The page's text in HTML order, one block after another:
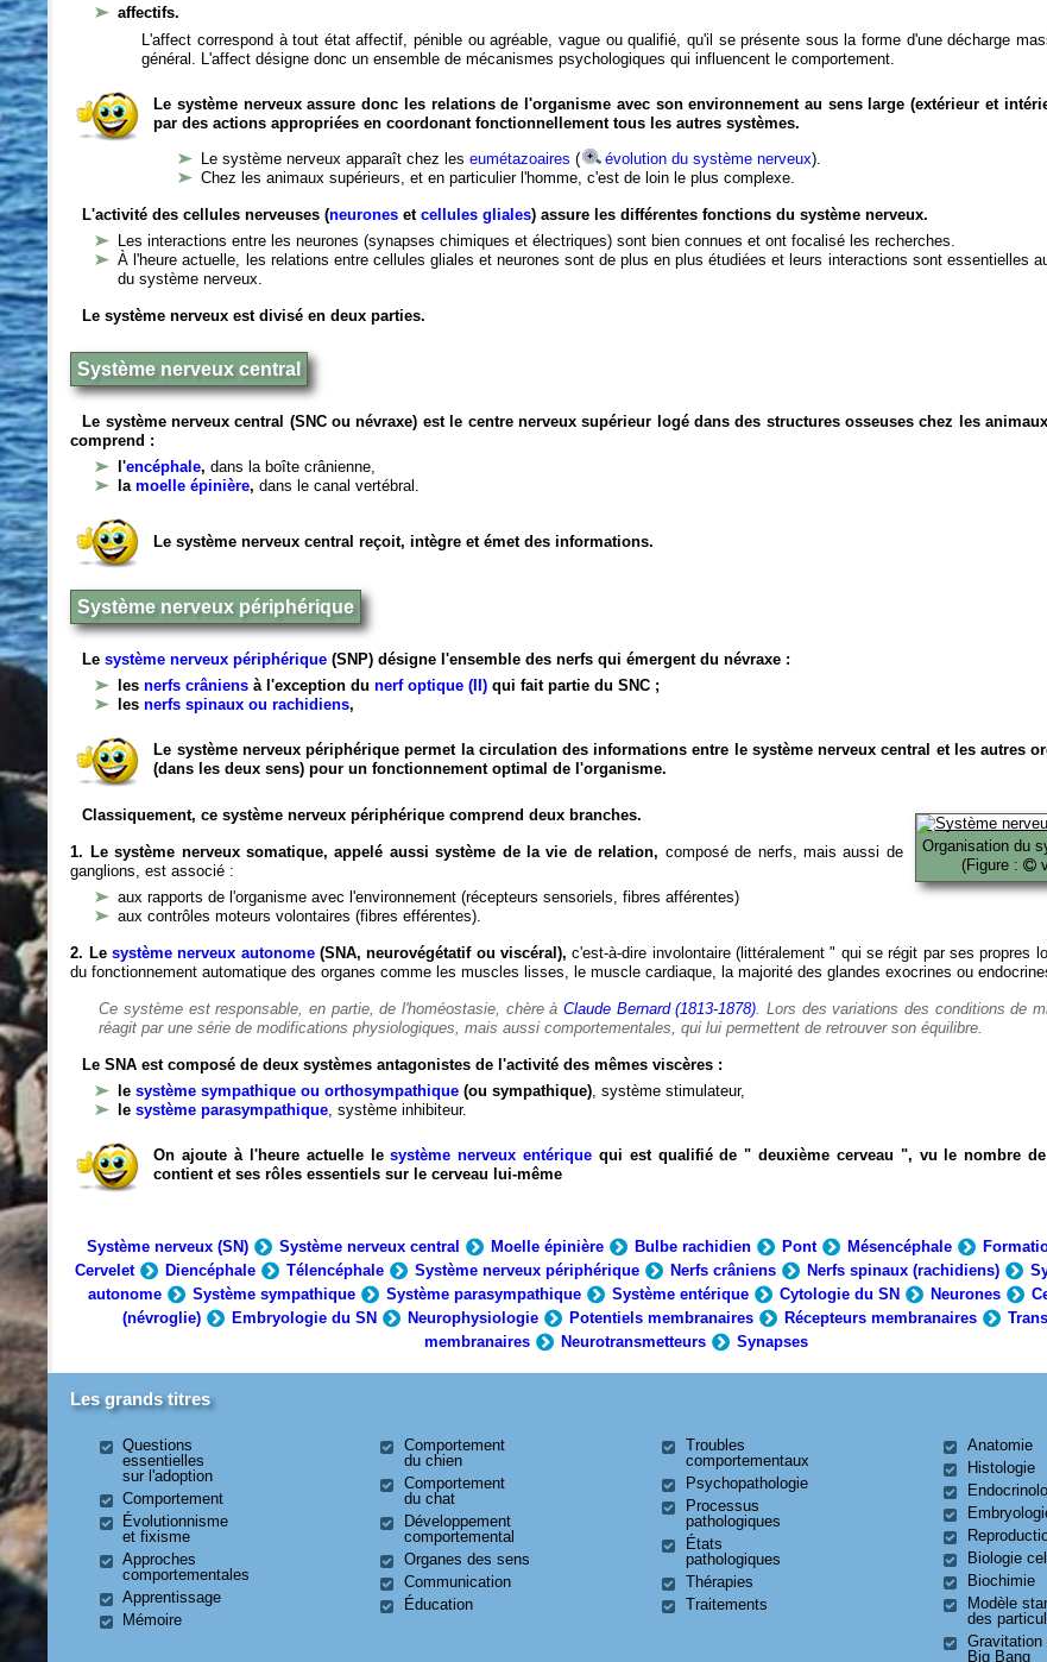
affectifs.
L'affect correspond à tout état affectif, pénible ou agréable, vague ou qualifié, qu'il se présente sous la forme d'une décharge
général. L'affect désigne donc un ensemble de mécanismes psychologiques qui influencent le comportement.
Le système nerveux assure donc les relations de l'organisme avec son environnement au sens large (extérieur et
par des actions appropriées en coordonant fonctionnellement tous les autres systèmes.
Le système nerveux apparaît chez leseumétazoaires ( évolution du système nerveux).
Chez les animaux supérieurs, et en particulier l'homme, c'est de loin le plus complexe.
L'activité des cellules nerveuses (neurones etcellules gliales) assure les différentes fonctions du système nerveux.
Les interactions entre les neurones (synapses chimiques et électriques) sont bien connues et ont focalisé les recherches.
À l'heure actuelle, les relations entre cellules gliales et neurones sont de plus en plus étudiées et leurs interactions sont essentielles
du système nerveux.
Le système nerveux est divisé en deux parties.
Système nerveux central
Le système nerveux central (SNC ou névraxe) est le centre nerveux supérieur logé dans des structures osseuses chez les
comprend :
l'encéphale,dans la boîte crânienne,
lamoelle épinière,dans le canal vertébral.
Le système nerveux central reçoit, intègre et émet des informations.
Système nerveux périphérique
Lesystème nerveux périphérique (SNP) désigne l'ensemble des nerfs qui émergent du névraxe :
lesnerfs crâniens à l'exception du nerf optique (II) qui fait partie du SNC ;
lesnerfs spinaux ou rachidiens,
Le système nerveux périphérique permet la circulation des informations entre le système nerveux central et les autres
(dans les deux sens) pour un fonctionnement optimal de l'organisme.
Organisation du
(Figure :
Classiquement, ce système nerveux périphérique comprend deux branches.
1. Le système nerveux somatique, appelé aussi système de la vie de relation, composé de nerfs, mais aussi de
ganglions, est associé :
aux rapports de l'organisme avec l'environnement (récepteurs sensoriels, fibres afférentes)
aux contrôles moteurs volontaires (fibres efférentes).
2. Le système nerveux autonome(SNA, neurovégétatif ou viscéral), c'est-à-dire involontaire (littéralement " qui se régit par ses propres
du fonctionnement automatique des organes comme les muscles lisses, le muscle cardiaque, la majorité des glandes exocrines ou
Ce système est responsable, en partie, de l'homéostasie, chère àClaude Bernard (1813-1878). Lors des variations des conditions de
réagit par une série de modifications physiologiques, mais aussi comportementales, qui lui permettent de retrouver son équilibre.
Le SNA est composé de deux systèmes antagonistes de l'activité des mêmes viscères :
lesystème sympathique ou orthosympathique (ou sympathique), système stimulateur,
lesystème parasympathique, système inhibiteur.
On ajoute à l'heure actuelle lesystème nerveux entérique qui est qualifié de " deuxième cerveau ", vu le nombre de
contient et ses rôles essentiels sur le cerveau lui-même
Système nerveux (SN) Système nerveux central Moelle épinière Bulbe rachidien Pont Mésencéphale
Cervelet
Diencéphale Télencéphale Système nerveux périphérique Nerfs crâniens Nerfs spinaux (rachidiens)
autonome
Système sympathique Système parasympathique Système entérique Cytologie du SN Neurones
(névroglie)
Embryologie du SN Neurophysiologie Potentiels membranaires Récepteurs membranaires
membranaires
Neurotransmetteurs Synapses
Les grands titres
Questions
essentielles
sur l'adoption
Comportement
Évolutionnisme
et fixisme
Approches
comportementales
Apprentissage
Mémoire
Comportement
du chien
Comportement
du chat
Développement
comportemental
Organes des sens
Communication
Éducation
Troubles
comportementaux
Psychopathologie
Processus
pathologiques
États
pathologiques
Thérapies
Traitements
Anatomie
Histologie
Biologie
Biochimie
Modèle
des
Gravitation
Big Bang